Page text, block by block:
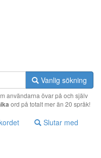
Vanlig sökning
användarna övar på och själv
ord på totalt mer än 20 språk!
Slutar med